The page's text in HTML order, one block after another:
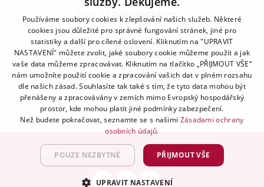
DALŠÍ INFORMACE
Kontakt
Naše odborné divize
Naše pobočky
Zásady zpracování osobních údajů
Všeobecné podmínky
Kodex chování
Blog
Advantage Consulting, s.r.o. 2021 | created byA-WebSys
Používáme soubory cookies k zlepšování našich služeb. Některé
cookies jsou důležité pro správné fungování stránek, jiné pro
statistiky a další pro cílené oslovení. Kliknutím na "UPRAVIT
NASTAVENÍ" můžete zvolit, jaké soubory cookie můžeme použít a jak
vaše data můžeme zpracovávat. Kliknutím na tlačítko „PŘIJMOUT VŠE“
nám umožníte použití cookie a zpracování vašich dat v plném rozsahu
dle našich zásad. Souhlasíte tak také s tím, že tyto data mohou být
přenášeny a zpracovávány v zemích mimo Evropský hospodářský
prostor, kde mohou platit jiné podmínky zabezpečení.
Než budete pokračovat, seznamte se s našimi Zásadami ochrany
osobních údajů.
PŘIJMOUT VŠE
POUZE NEZBYTNÉ
UPRAVIT NASTAVENÍ